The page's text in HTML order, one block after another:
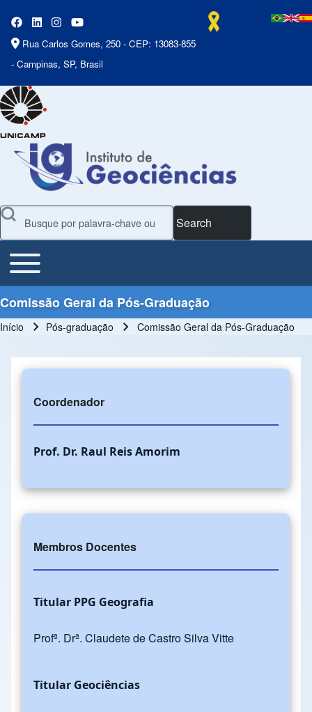
Rua Carlos Gomes, 250 - CEP: 13083-855
- Campinas, SP, Brasil
Search
Main Menu
Toggle main menu
Comissão Geral da Pós-Graduação
Início Pós-graduação Comissão Geral da Pós-Graduação
Coordenador
Prof. Dr. Raul Reis Amorim
Membros Docentes
Titular PPG Geografia
Profª. Drª. Claudete de Castro Silva Vitte
Titular Geociências